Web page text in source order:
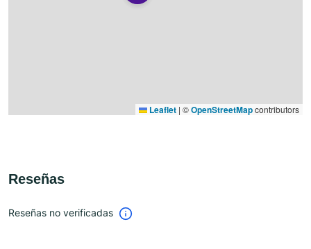
Leaflet | ©OpenStreetMapcontributors
Reseñas
Reseñas no verificadas